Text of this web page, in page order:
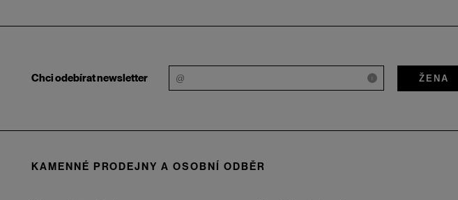
Chci odebírat newsletter i ŽENA
KAMENNÉ PRODEJNY A OSOBNÍ ODBĚR